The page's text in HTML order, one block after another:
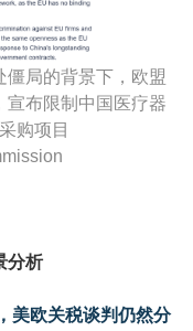
局的背景下，欧盟
宣布限制中国医疗器
购项目
分析
美欧关税谈判仍然分